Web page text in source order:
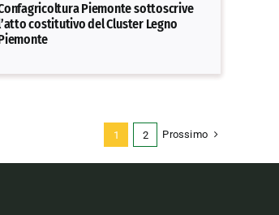
Piemonte sottoscrive
costitutivo del Cluster Legno
1 2 Prossimo